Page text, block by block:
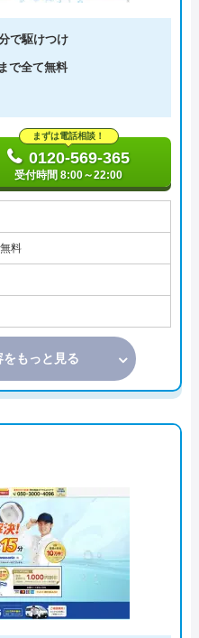
で駆けつけ
で全て無料
まずは電話相談！
0120-569-365
受付時間 8:00～22:00
料
もっと見る